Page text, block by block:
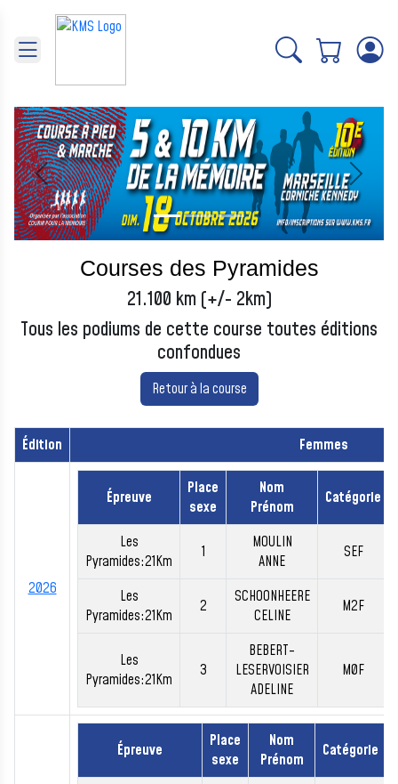
Précédent Suivant
Courses des Pyramides
21.100 km (+/- 2km)
Tous les podiums de cette course toutes éditions
confondues
Retour à la course
Édition Femmes
2026
Épreuve
Place
sexe
Nom
Prénom
Catégorie
Les
Pyramides:21Km
1
MOULIN
ANNE
SEF
Les
Pyramides:21Km
2
SCHOONHEERE
CELINE
M2F
Les
Pyramides:21Km
3
BEBERT-
LESERVOISIER
ADELINE
M0F
Épreuve
Place
sexe
Nom
Prénom
Catégorie
Panneau de gestion des cookies